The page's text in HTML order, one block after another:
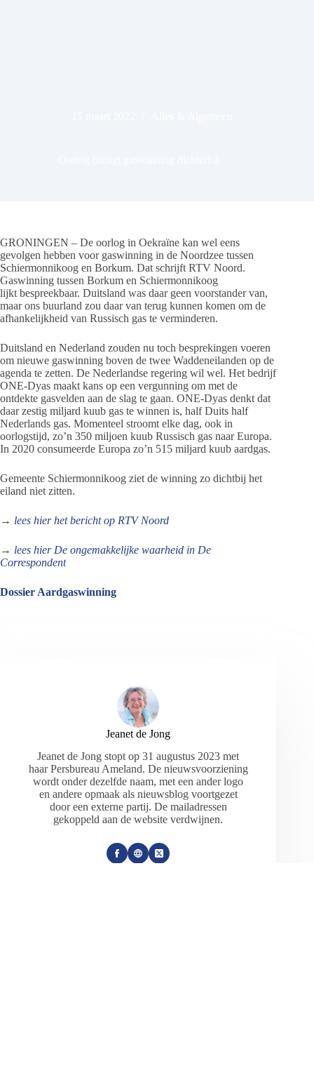
GRONINGEN – De oorlog in Oekraïne kan wel eens
gevolgen hebben voor gaswinning in de Noordzee tussen
Schiermonnikoog en Borkum. Dat schrijft RTV Noord.
Gaswinning tussen Borkum en Schiermonnikoog
lijkt bespreekbaar. Duitsland was daar geen voorstander van,
maar ons buurland zou daar van terug kunnen komen om de
afhankelijkheid van Russisch gas te verminderen.
Duitsland en Nederland zouden nu toch besprekingen voeren
om nieuwe gaswinning boven de twee Waddeneilanden op de
agenda te zetten. De Nederlandse regering wil wel. Het bedrijf
ONE-Dyas maakt kans op een vergunning om met de
ontdekte gasvelden aan de slag te gaan. ONE-Dyas denkt dat
daar zestig miljard kuub gas te winnen is, half Duits half
Nederlands gas. Momenteel stroomt elke dag, ook in
oorlogstijd, zo’n 350 miljoen kuub Russisch gas naar Europa.
In 2020 consumeerde Europa zo’n 515 miljard kuub aardgas.
Gemeente Schiermonnikoog ziet de winning zo dichtbij het
eiland niet zitten.
→ lees hier het bericht op RTV Noord
→ lees hier De ongemakkelijke waarheid in De
Correspondent
Dossier Aardgaswinning
Jeanet de Jong
Jeanet de Jong stopt op 31 augustus 2023 met
haar Persbureau Ameland. De nieuwsvoorziening
wordt onder dezelfde naam, met een ander logo
en andere opmaak als nieuwsblog voortgezet
door een externe partij. De mailadressen
gekoppeld aan de website verdwijnen.